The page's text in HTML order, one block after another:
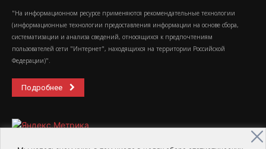
"На информационном ресурсе применяются рекомендательные технологии
(информационные технологии предоставления информации на основе сбора,
систематизации и анализа сведений, относящихся к предпочтениям
пользователей сети "Интернет", находящихся на территории Российской
Федерации)".
Подробнее